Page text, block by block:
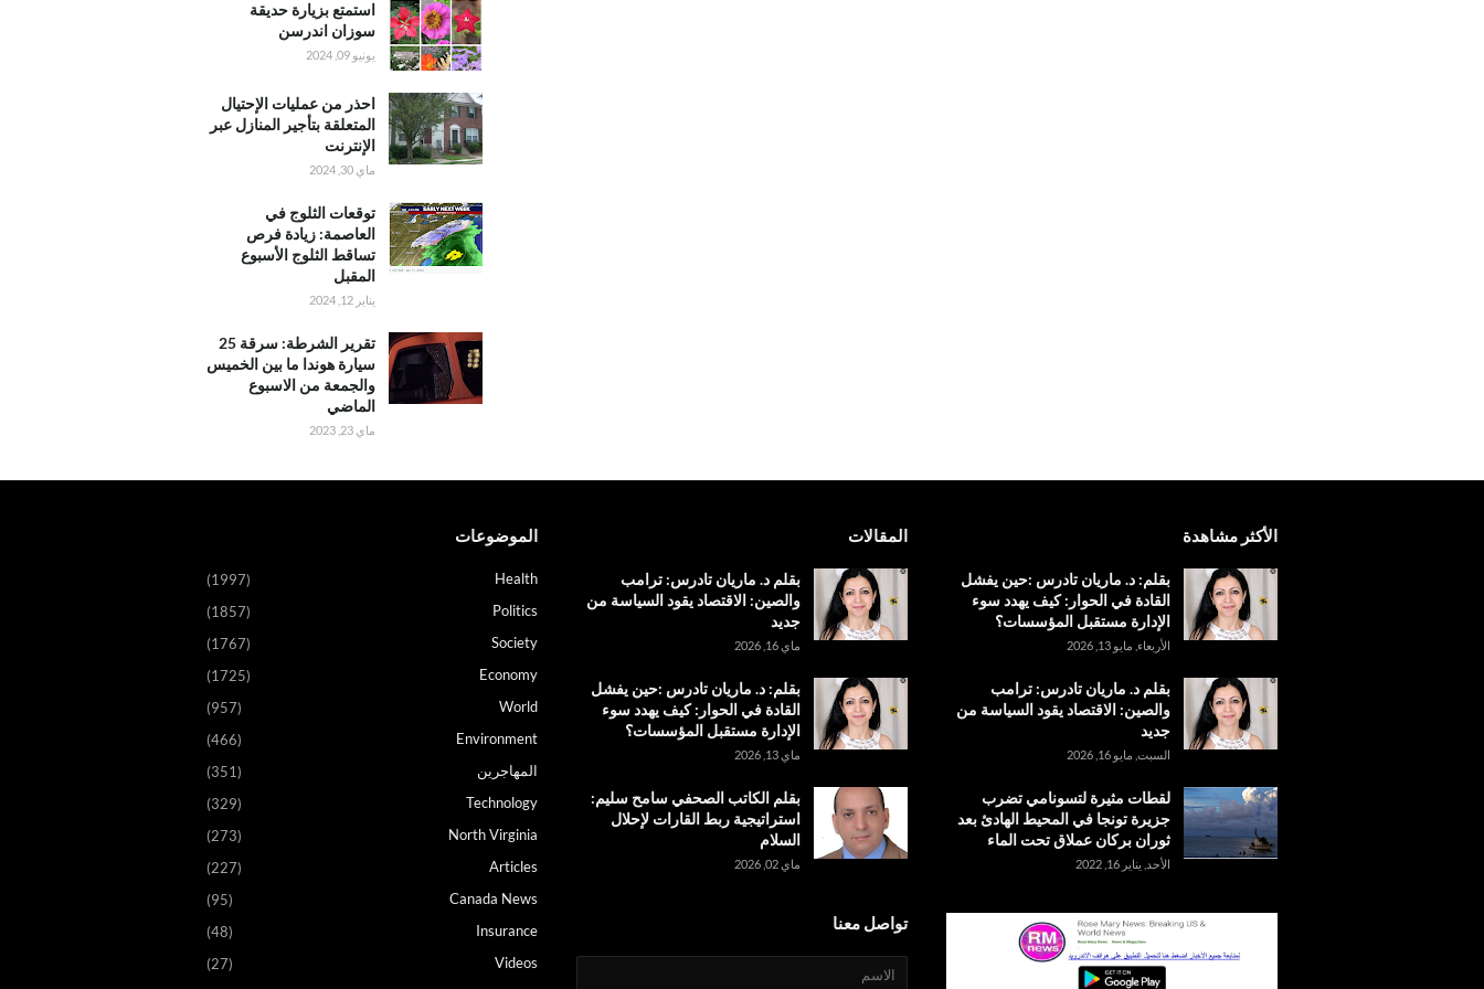
استمتع بزيارة حديقة
سوزان اندرسن
يونيو 09, 2024
احذر من عمليات الإحتيال
المتعلقة بتأجير المنازل عبر
الإنترنت
ماي 30, 2024
توقعات الثلوج في
العاصمة: زيادة فرص
تساقط الثلوج الأسبوع
المقبل
يناير 12, 2024
تقرير الشرطة: سرقة 25
سيارة هوندا ما بين الخميس
والجمعة من الاسبوع
الماضي
ماي 23, 2023
الأكثر مشاهدة
بقلم: د. ماريان تادرس :حين يفشل
القادة في الحوار: كيف يهدد سوء
الإدارة مستقبل المؤسسات؟
الأربعاء, مايو 13, 2026
بقلم د. ماريان تادرس: ترامب
والصين: الاقتصاد يقود السياسة من
جديد
السبت, مايو 16, 2026
لقطات مثيرة لتسونامي تضرب
جزيرة تونجا في المحيط الهادئ بعد
ثوران بركان عملاق تحت الماء
الأحد, يناير 16, 2022
المقالات
بقلم د. ماريان تادرس: ترامب
والصين: الاقتصاد يقود السياسة من
جديد
ماي 16, 2026
بقلم: د. ماريان تادرس :حين يفشل
القادة في الحوار: كيف يهدد سوء
الإدارة مستقبل المؤسسات؟
ماي 13, 2026
بقلم الكاتب الصحفي سامح سليم:
استراتيجية ربط القارات لإحلال
السلام
ماي 02, 2026
تواصل معنا
الموضوعات
Health
(1997)
Politics
(1857)
Society
(1767)
Economy
(1725)
World
(957)
Environment
(466)
المهاجرين
(351)
Technology
(329)
North Virginia
(273)
Articles
(227)
Canada News
(95)
Insurance
(48)
Videos
(27)